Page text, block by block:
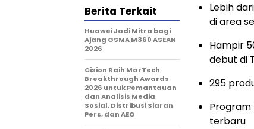
Lebih
di area
Hampir
debut di
295
Program
terbaru
Berita Terkait
Huawei Jadi Mitra bagi
Ajang GSMA M360 ASEAN
2026
Cision Raih MarTech
Breakthrough Awards
2026 untuk Pemantauan
dan Analisis Media
Sosial, Distribusi Siaran
Pers, dan AEO